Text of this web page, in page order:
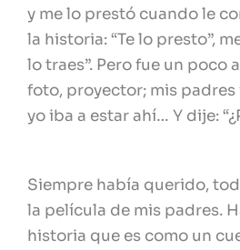
y me lo prestó cuando le
la historia: “Te lo presto”,
lo traes”. Pero fue un poco
foto, proyector; mis padres
yo iba a estar ahí… Y dije:
Siempre había querido,
la película de mis padres.
historia que es como un